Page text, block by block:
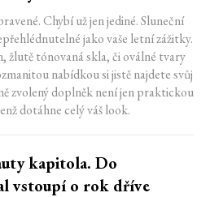
Chybí už jen jediné. Sluneční
jako vaše letní zážitky.
žlutě tónovaná skla, či oválné tvary
nabídkou si jistě najdete svůj
zvolený doplněk není jen praktickou
dotáhne celý váš look.
kapitola. Do
vstoupí o rok dříve